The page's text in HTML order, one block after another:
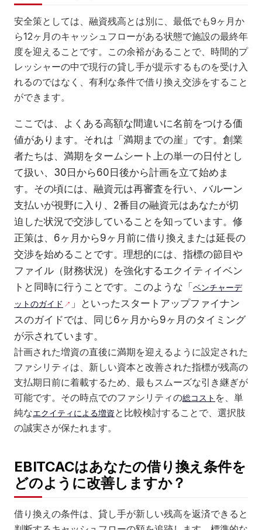
安全策としては、融資残高とは別に、最低でも9ヶ月か
ら12ヶ月のキャッシュフローがある状態で施設の最終年
度を迎えることです。この余裕があることで、時間的プ
レッシャーの中で現行の貸し手が提示するものを受け入
れるのではなく、有利な条件で借り換え交渉をすること
ができます。
ここでは、よくある高額な間違いに名前をつける価
値があります。それは「満期までの崖」です。創業
者たちは、満期をタームシート上の単一の日付とし
て扱い、30日から60日後から計画を立て始めま
す。その頃には、融資元は再審査を行い、バルーン
支払いが視野に入り、2番目の融資元はあなたが切
迫した状況で交渉していることを知っています。修
正策は、6ヶ月から9ヶ月前に借り換えまたは延長の
交渉を始めることです。理想的には、指標の節目や
ファイル（財務状況）を強化するエクイティイベン
トと同時に行うことです。このような「 ベンチャーデ
ットのガイド
」といったスタートアップファイナン
スのガイドでは、同じ6ヶ月から9ヶ月のタイミング
が示されています。
計画された増資の直後に満期を迎えるように設定された
ファシリティは、新しい資本と改善された指標が残高の
支払期日前に着載するため、最もスムーズな引き継ぎが
可能です。その時点でのファシリティの総コスト を、単
純なエクイティによる増資と比較検討することで、選択肢
の誠実さが保たれます。
EBITCACはあなたの借り換え条件を
どのように改善しますか？
借り換えの条件は、貸し手が新しい残高を返済できると